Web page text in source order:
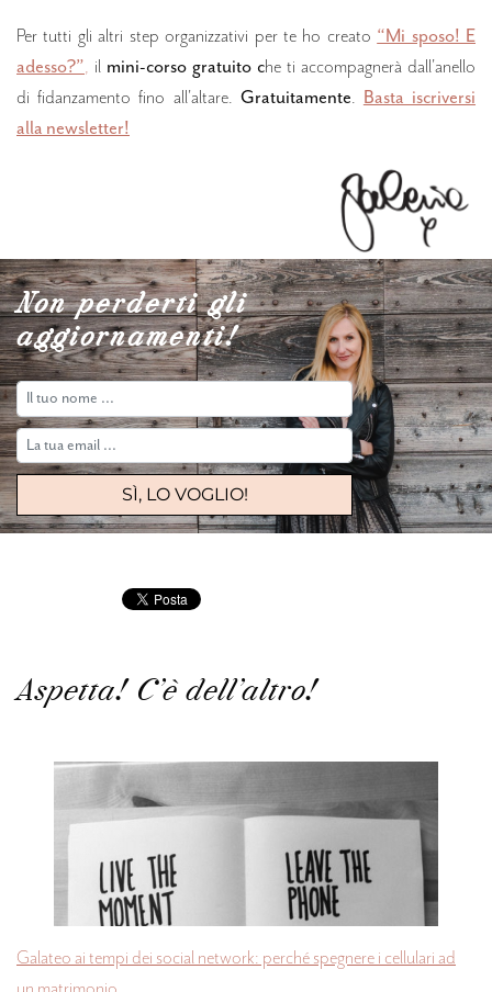
Per tutti gli altri step organizzativi per te ho creato “Mi sposo! E
adesso?”, il mini-corso gratuito che ti accompagnerà dall'anello
di fidanzamento fino all'altare. Gratuitamente. Basta iscriversi
alla newsletter!
Non perderti gli
aggiornamenti!
Aspetta! C'è dell'altro!
Galateo ai tempi dei social network: perché spegnere i cellulari ad